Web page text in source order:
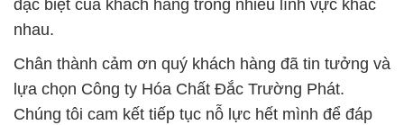
đặc biệt của khách hàng trong nhiều lĩnh vực khác
nhau.
Chân thành cảm ơn quý khách hàng đã tin tưởng và
lựa chọn Công ty Hóa Chất Đắc Trường Phát.
Chúng tôi cam kết tiếp tục nỗ lực hết mình để đáp